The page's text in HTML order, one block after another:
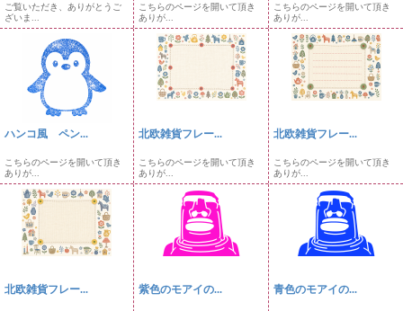
ご覧いただき、ありがとうご
ざいま...
こちらのページを開いて頂き
ありが...
こちらのページを開いて頂き
ありが...
ハンコ風 ペン...
こちらのページを開いて頂き
ありが...
北欧雑貨フレー...
こちらのページを開いて頂き
ありが...
北欧雑貨フレー...
こちらのページを開いて頂き
ありが...
北欧雑貨フレー... 紫色のモアイの... 青色のモアイの...